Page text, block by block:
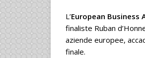
L’European Business
finaliste Ruban
aziende europee,
finale.